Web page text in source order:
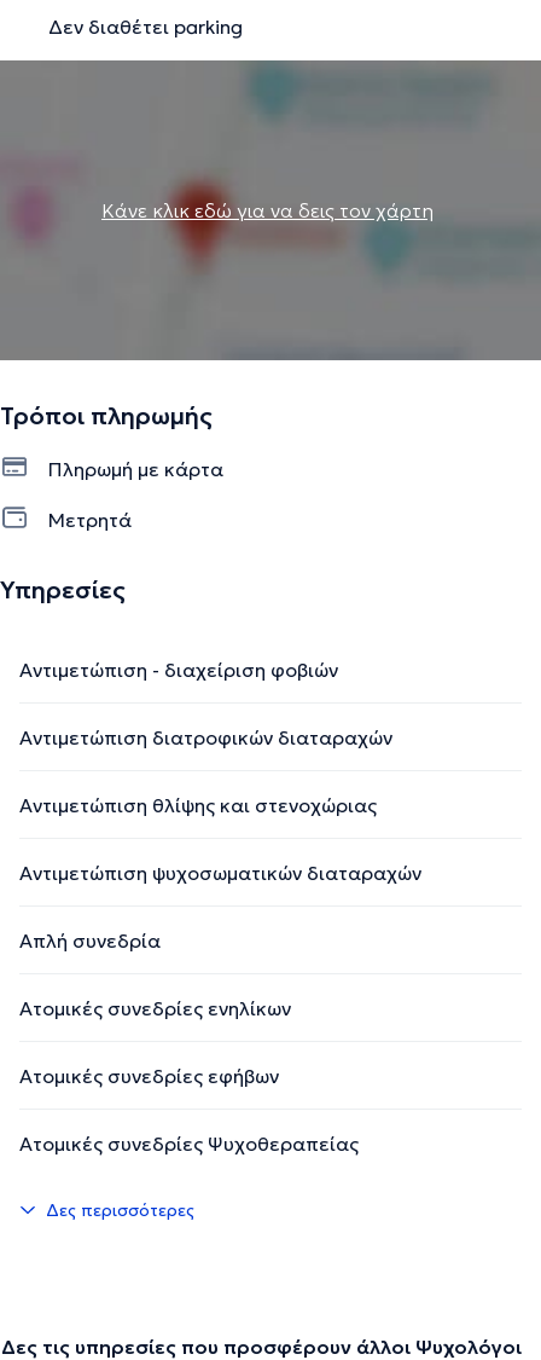
"γαϊτανάκι" αλληλεπιδράσεων. Δεύτερον, και ακόμα πιο
γοητευτικό όπως χαρακτηρίζεται από εκείνη, είναι η
μαζί τι πήγε καλά και τι όχι. Έτσι λοιπόν, με σεβασμό στην
ιστορία του καθενός και διάθεση να ακούσει τι
χρειάζεται, σε προσκαλεί να ξεκινήσετε μια συζήτηση
Την περιγραφή επιμελείται η ομάδα του doctoranytime βασισμένη σε
Δεν διαθέτει parking
Κάνε κλικ εδώ για να δεις τον χάρτη
Τρόποι πληρωμής
Πληρωμή με κάρτα
Μετρητά
Υπηρεσίες
Αντιμετώπιση - διαχείριση φοβιών
Αντιμετώπιση διατροφικών διαταραχών
Αντιμετώπιση θλίψης και στενοχώριας
Αντιμετώπιση ψυχοσωματικών διαταραχών
Απλή συνεδρία
Ατομικές συνεδρίες ενηλίκων
Ατομικές συνεδρίες εφήβων
Ατομικές συνεδρίες Ψυχοθεραπείας
Δες περισσότερες
Δες τις υπηρεσίες που προσφέρουν άλλοι Ψυχολόγοι